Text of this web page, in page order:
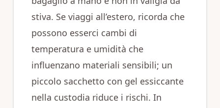
stiva. Se viaggi all’estero, ricorda che
possono esserci cambi di
temperatura e umidità che
influenzano materiali sensibili; un
piccolo sacchetto con gel essiccante
nella custodia riduce i rischi. In